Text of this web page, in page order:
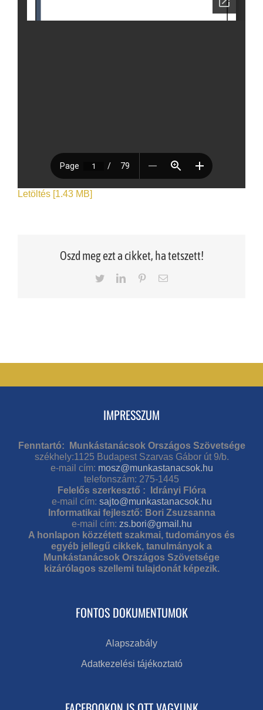
Letöltés [1.43 MB]
Oszd meg ezt a cikket, ha tetszett!
TwitterLinkedInPinterestEmail
IMPRESSZUM
Fenntartó: Munkástanácsok Országos Szövetsége
székhely:1125 Budapest Szarvas Gábor út 9/b.
e-mail cím: mosz@munkastanacsok.hu
telefonszám: 275-1445
Felelős szerkesztő : Idrányi Flóra
e-mail cím: sajto@munkastanacsok.hu
Informatikai fejlesztő: Bori Zsuzsanna
e-mail cím: zs.bori@gmail.hu
A honlapon közzétett szakmai, tudományos és
egyéb jellegű cikkek, tanulmányok a
Munkástanácsok Országos Szövetsége
kizárólagos szellemi tulajdonát képezik.
FONTOS DOKUMENTUMOK
Alapszabály
Adatkezelési tájékoztató